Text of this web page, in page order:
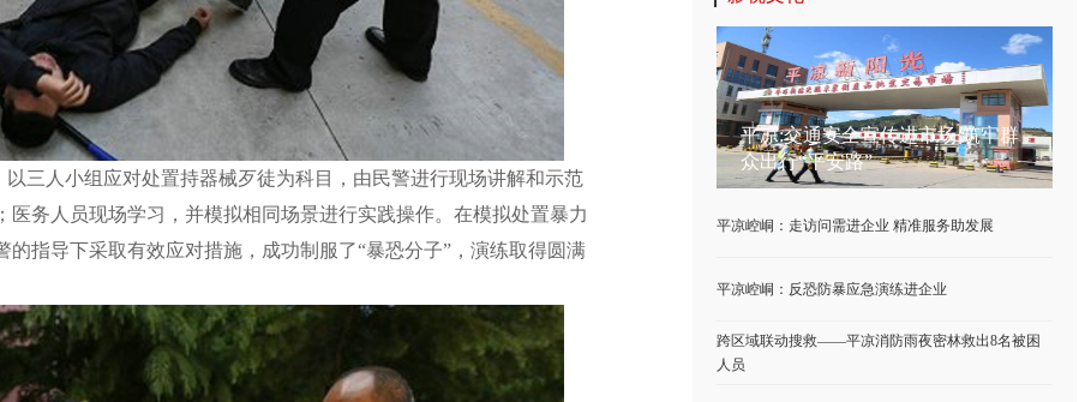
三人小组应对处置持器械歹徒为科目，由民警进行现场讲解和示范
医务人员现场学习，并模拟相同场景进行实践操作。在模拟处置暴力
指导下采取有效应对措施，成功制服了“暴恐分子”，演练取得圆满
平凉:交通安全宣传进市场 筑牢群
众出行“平安路”
平凉崆峒：走访问需进企业 精准服务助发展
平凉崆峒：反恐防暴应急演练进企业
跨区域联动搜救——平凉消防雨夜密林救出8名被困
人员